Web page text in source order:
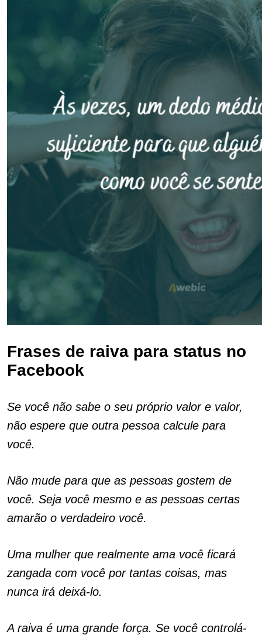
Frases de raiva para status no
Facebook
Se você não sabe o seu próprio valor e valor,
não espere que outra pessoa calcule para
você.
Não mude para que as pessoas gostem de
você. Seja você mesmo e as pessoas certas
amarão o verdadeiro você.
Uma mulher que realmente ama você ficará
zangada com você por tantas coisas, mas
nunca irá deixá-lo.
A raiva é uma grande força. Se você controlá-